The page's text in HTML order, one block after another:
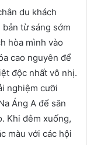
du khách
từ sáng sớm
hòa mình vào
cao nguyên để
độc nhất vô nhị.
nghiệm cưỡi
Áng A để săn
Khi đêm xuống,
màu với các hội